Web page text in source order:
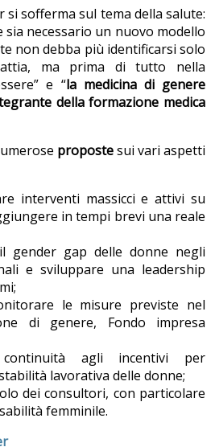
sofferma sul tema della salute:
sia necessario un nuovo modello
non debba più identificarsi solo
ma prima di tutto nella
e “la medicina di genere
della formazione medica
propostesui vari aspetti
interventi massicci e attivi su
in tempi brevi una reale
gender gap delle donne negli
e sviluppare una leadership
le misure previste nel
di genere, Fondo impresa
agli incentivi per
lavorativa delle donne;
dei consultori, con particolare
femminile.